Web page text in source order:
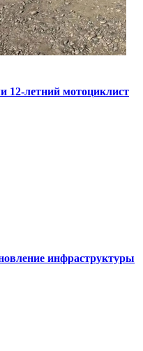
12-летний мотоциклист
инфраструктуры